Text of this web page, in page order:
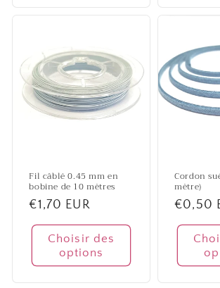
Fil câblé 0.45 mm en
bobine de 10 mètres
Prix
habituel
€1,70 EUR
Choisir des
options
Cordon
mètre)
Prix
€0,50